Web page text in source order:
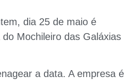
dia 25 de maio é
Mochileiro das Galáxias
a data. A empresa é